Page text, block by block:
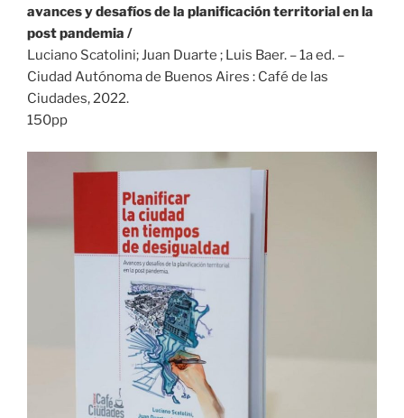
avances y desafíos de la planificación territorial en la
post pandemia /
Luciano Scatolini; Juan Duarte ; Luis Baer. – 1a ed. –
Ciudad Autónoma de Buenos Aires : Café de las
Ciudades, 2022.
150pp